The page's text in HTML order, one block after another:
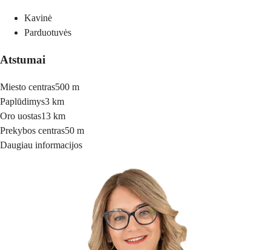
Kavinė
Parduotuvės
Atstumai
Miesto centras500 m
Paplūdimys3 km
Oro uostas13 km
Prekybos centras50 m
Daugiau informacijos